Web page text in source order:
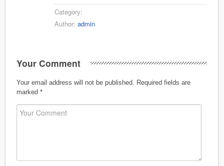
Category:
Author: admin
Your Comment
Your email address will not be published.
Required fields are
marked *